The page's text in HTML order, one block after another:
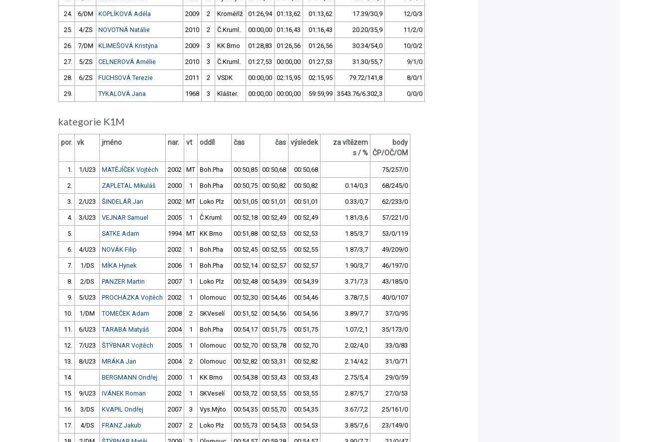
24. 6/DM KOPLÍKOVÁ Adéla 2009 2 Kroměříž 01:26,94 01:13,62 01:13,62 17.39/30,9 12/0/3
25. 4/ZS NOVOTNÁ Natálie 2010 2 Č.Kruml. 00:00,00 01:16,43 01:16,43 20.20/35,9 11/2/0
26. 7/DM KLIMEŠOVÁ Kristýna 2009 3 KK Brno 01:28,83 01:26,56 01:26,56 30.34/54,0 10/0/2
27. 5/ZS CELNEROVÁ Amélie 2010 3 Č.Kruml. 01:27,53 00:00,00 01:27,53 31.30/55,7 9/1/0
28. 6/ZS FUCHSOVÁ Terezie 2011 2 VSDK 00:00,00 02:15,95 02:15,95 79.72/141,8 8/0/1
29. TYKALOVÁ Jana 1968 3 Klášter. 00:00,00 00:00,00 59:59,99 3543.76/6.302,3 0/0/0
kategorie K1M
por. vk jméno nar. vt oddíl čas čas výsledek
za vítězem
s / %
body
ČP/OČ/OM
1. 1/U23 MATĚJÍČEK Vojtěch 2002 MT Boh.Pha 00:50,85 00:50,68 00:50,68 75/257/0
2. ZAPLETAL Mikuláš 2000 1 Boh.Pha 00:50,75 00:50,82 00:50,82 0.14/0,3 68/245/0
3. 2/U23 ŠINDELÁŘ Jan 2002 MT Loko Plz 00:51,05 00:51,01 00:51,01 0.33/0,7 62/233/0
4. 3/U23 VEJNAR Samuel 2005 1 Č.Kruml. 00:52,18 00:52,49 00:52,49 1.81/3,6 57/221/0
5. SATKE Adam 1994 MT KK Brno 00:51,88 00:52,53 00:52,53 1.85/3,7 53/0/119
6. 4/U23 NOVÁK Filip 2002 1 Boh.Pha 00:52,45 00:52,55 00:52,55 1.87/3,7 49/209/0
7. 1/DS MÍKA Hynek 2006 1 Boh.Pha 00:52,14 00:52,57 00:52,57 1.90/3,7 46/197/0
8. 2/DS PANZER Martin 2007 1 Loko Plz 00:52,48 00:54,39 00:54,39 3.71/7,3 43/185/0
9. 5/U23 PROCHÁZKA Vojtěch 2002 1 Olomouc 00:52,30 00:54,46 00:54,46 3.78/7,5 40/0/107
10. 1/DM TOMEČEK Adam 2008 2 SKVeselí 00:51,52 00:54,56 00:54,56 3.89/7,7 37/0/95
11. 6/U23 TARABA Matyáš 2004 1 Boh.Pha 00:54,17 00:51,75 00:51,75 1.07/2,1 35/173/0
12. 7/U23 ŠTÝBNAR Vojtěch 2005 1 Olomouc 00:52,70 00:53,78 00:52,70 2.02/4,0 33/0/83
13. 8/U23 MRÁKA Jan 2004 2 Olomouc 00:52,82 00:53,31 00:52,82 2.14/4,2 31/0/71
14. BERGMANN Ondřej 2000 1 KK Brno 00:54,38 00:53,43 00:53,43 2.75/5,4 29/0/59
15. 9/U23 IVÁNEK Roman 2002 1 SKVeselí 00:53,72 00:53,55 00:53,55 2.87/5,7 27/0/53
16. 3/DS KVAPIL Ondřej 2007 3 Vys.Mýto 00:54,35 00:55,70 00:54,35 3.67/7,2 25/161/0
17. 4/DS FRANZ Jakub 2007 2 Loko Plz 00:55,73 00:54,53 00:54,53 3.85/7,6 23/149/0